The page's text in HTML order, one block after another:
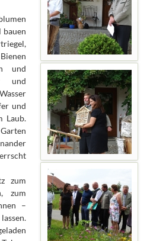
bauen
und
und
und
Laub.
zum
zum
–